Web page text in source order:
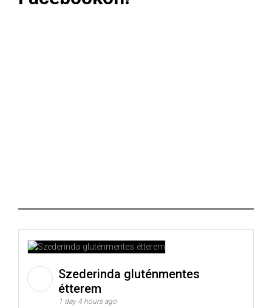
Szederinda gluténmentes
étterem
1 day 4 hours ago